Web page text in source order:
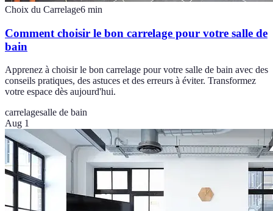
Choix du Carrelage6 min
Comment choisir le bon carrelage pour votre salle de
bain
Apprenez à choisir le bon carrelage pour votre salle de bain avec des
conseils pratiques, des astuces et des erreurs à éviter. Transformez
votre espace dès aujourd'hui.
carrelagesalle de bain
Aug 1